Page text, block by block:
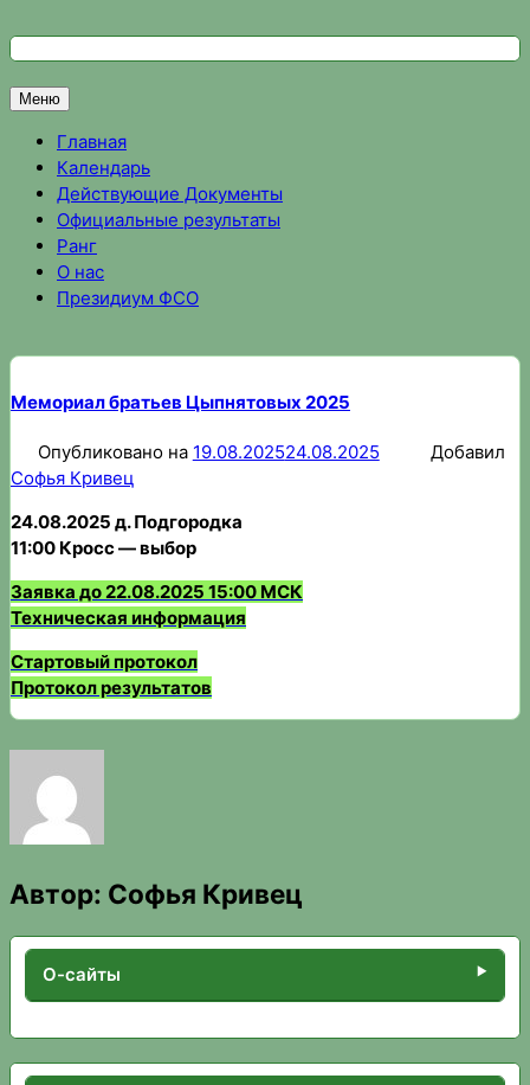
кФедерация спортивного ориентирования Омской области
Спортивное ориентирование в Омске, результаты
Меню
Главная
Календарь
Действующие Документы
Официальные результаты
Ранг
О нас
Президиум ФСО
Мемориал братьев Цыпнятовых 2025
Опубликовано на 19.08.202524.08.2025
Добавил
Софья Кривец
24.08.2025 д. Подгородка
11:00 Кросс — выбор
Заявка до 22.08.2025 15:00 МСК
Техническая информация
Стартовый протокол
Протокол результатов
Автор: Софья Кривец
О-сайты